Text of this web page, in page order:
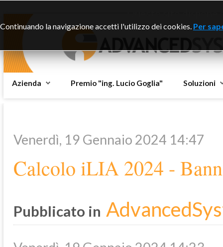
Azienda Premio "ing. Lucio Goglia" Soluzioni
Venerdì, 19 Gennaio 2024 14:47
Calcolo iLIA 2024 -
Pubblicato in
Continuando la navigazione accetti l'utilizzo dei cookies. Per